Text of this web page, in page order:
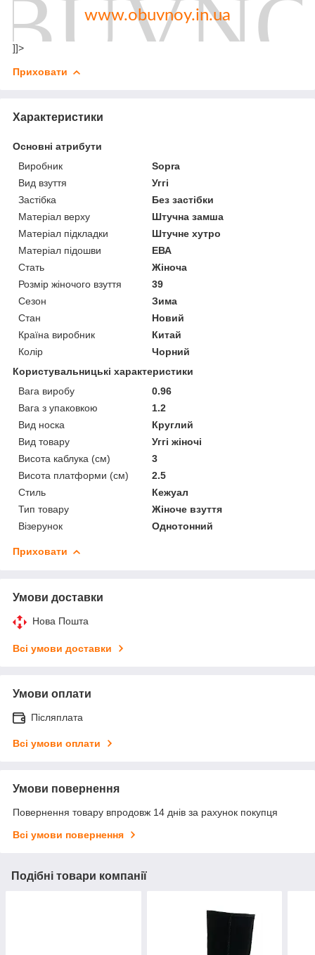
www.obuvnoy.in.ua
]]>
Приховати
Характеристики
Основні атрибути
Виробник
Sopra
Вид взуття
Уггі
Застібка
Без застібки
Матеріал верху
Штучна замша
Матеріал підкладки
Штучне хутро
Матеріал підошви
ЕВА
Стать
Жіноча
Розмір жіночого взуття
39
Сезон
Зима
Стан
Новий
Країна виробник
Китай
Колір
Чорний
Користувальницькі характеристики
Вага виробу
0.96
Вага з упаковкою
1.2
Вид носка
Круглий
Вид товару
Уггі жіночі
Висота каблука (см)
3
Висота платформи (см)
2.5
Стиль
Кежуал
Тип товару
Жіноче взуття
Візерунок
Однотонний
Приховати
Умови доставки
Нова Пошта
Всі умови доставки
Умови оплати
Післяплата
Всі умови оплати
Умови повернення
Повернення товару впродовж 14 днів за рахунок покупця
Всі умови повернення
Подібні товари компанії